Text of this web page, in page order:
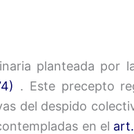
planteada por
. Este precepto
del despido
en el